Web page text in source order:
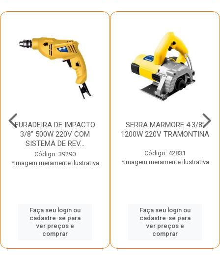
FURADEIRA DE IMPACTO
3/8” 500W 220V COM
SISTEMA DE REV...
Código: 39290
*Imagem meramente ilustrativa
Faça seu login ou
cadastre-se para
ver preços e
comprar
SERRA MARMORE 4.3/8”
1200W 220V TRAMONTINA
Código: 42831
*Imagem meramente ilustrativa
Faça seu login ou
cadastre-se para
ver preços e
comprar